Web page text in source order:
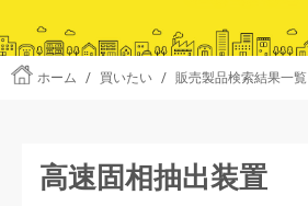
ホーム / 買いたい / 販売製品検索結果一覧
高速固相抽出装置